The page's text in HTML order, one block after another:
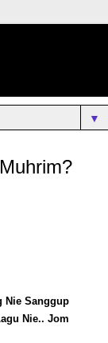
▼
Nie Sanggup
Nie.. Jom